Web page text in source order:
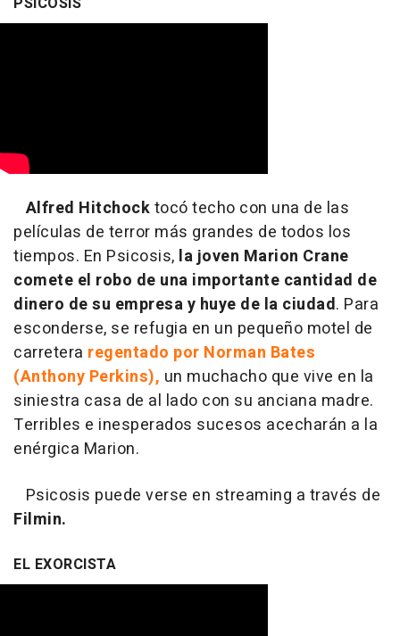
Alfred Hitchocktocó techo con una de las
películas de terror más grandes de todos los
tiempos. En Psicosis, la joven Marion Crane
comete el robo de una importante cantidad de
dinero de su empresa y huye de la ciudad. Para
esconderse, se refugia en un pequeño motel de
carretera regentado por Norman Bates
(Anthony Perkins), un muchacho que vive en la
siniestra casa de al lado con su anciana madre.
Terribles e inesperados sucesos acecharán a la
enérgica Marion.
Psicosis puede verse en streaming a través de
Filmin.
EL EXORCISTA